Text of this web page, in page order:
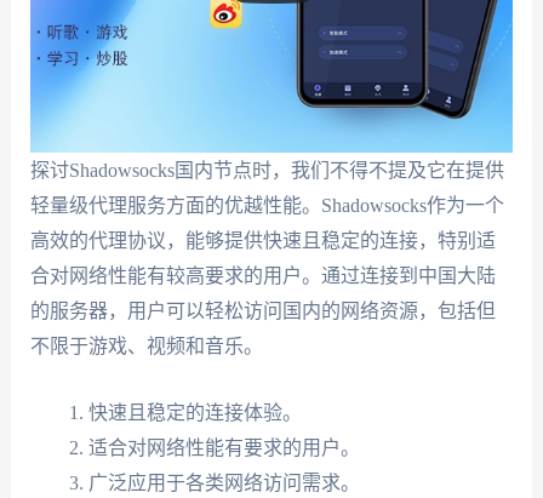
探讨Shadowsocks国内节点时，我们不得不提及它在提供
轻量级代理服务方面的优越性能。Shadowsocks作为一个
高效的代理协议，能够提供快速且稳定的连接，特别适
合对网络性能有较高要求的用户。通过连接到中国大陆
的服务器，用户可以轻松访问国内的网络资源，包括但
不限于游戏、视频和音乐。
快速且稳定的连接体验。
适合对网络性能有要求的用户。
广泛应用于各类网络访问需求。